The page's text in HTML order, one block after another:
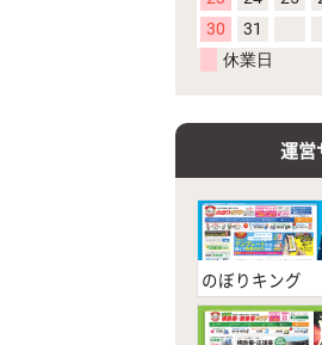
運営
のぼりキング